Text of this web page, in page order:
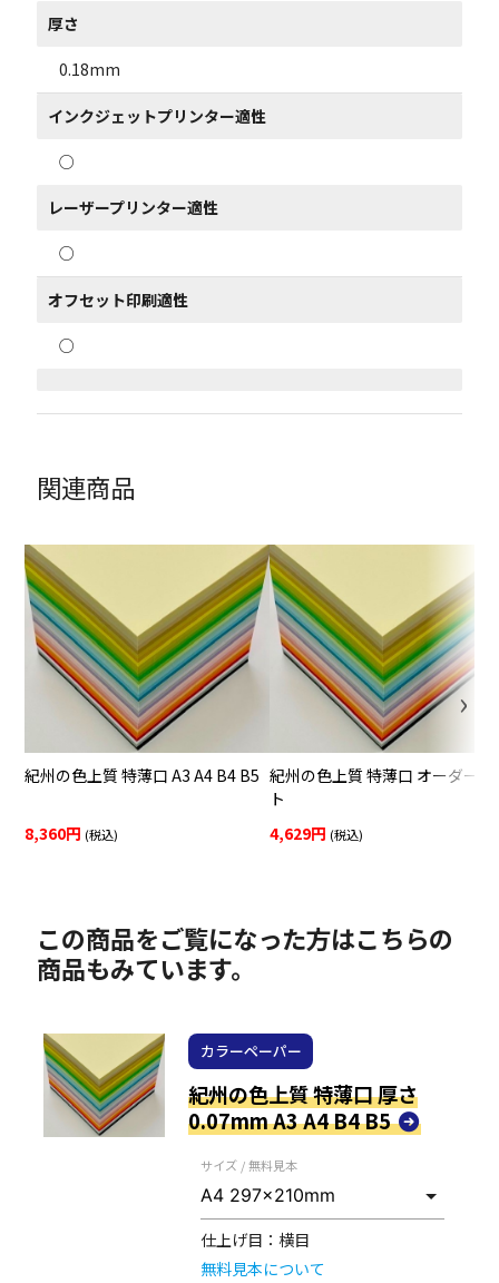
厚さ
0.18mm
インクジェットプリンター適性
○
レーザープリンター適性
○
オフセット印刷適性
○
関連商品
紀州の色上質 特薄口 A3 A4 B4 B5
8,360円 (税込)
紀州の色上質 特薄口 オーダーカ
ト
4,629円 (税込)
この商品をご覧になった方はこちらの
商品もみています。
カラーペーパー
紀州の色上質 特薄口 厚さ
0.07mm A3 A4 B4 B5
サイズ / 無料見本
仕上げ目： 横目
無料見本について